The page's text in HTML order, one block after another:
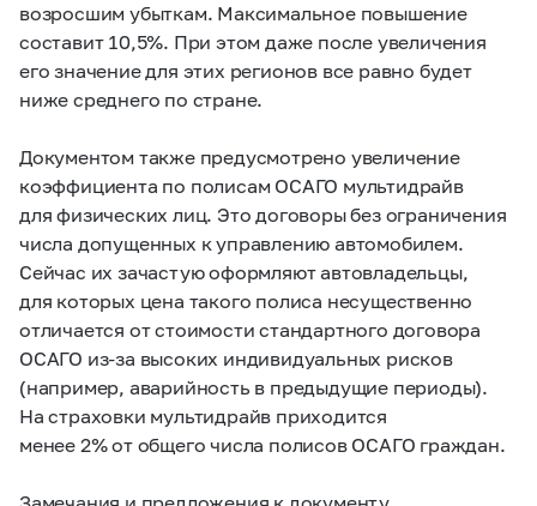
возросшим убыткам. Максимальное повышение
составит 10,5%. При этом даже после увеличения
его значение для этих регионов все равно будет
ниже среднего по стране.
Документом также предусмотрено увеличение
коэффициента по полисам ОСАГО мультидрайв
для физических лиц. Это договоры без ограничения
числа допущенных к управлению автомобилем.
Сейчас их зачастую оформляют автовладельцы,
для которых цена такого полиса несущественно
отличается от стоимости стандартного договора
ОСАГО из-за высоких индивидуальных рисков
(например, аварийность в предыдущие периоды).
На страховки мультидрайв приходится
менее 2% от общего числа полисов ОСАГО граждан.